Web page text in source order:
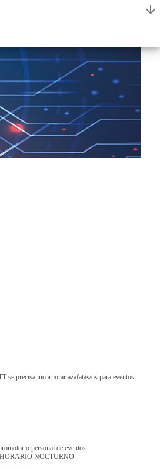
precisa incorporar azafatas/os para eventos
o personal de eventos
NOCTURNO